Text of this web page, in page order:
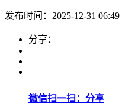
发布时间：2025-12-31 06:49
分享：
微信扫一扫：分享